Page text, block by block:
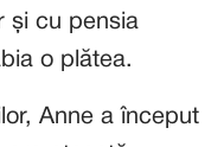
și cu pensia
o plătea.
Anne a început